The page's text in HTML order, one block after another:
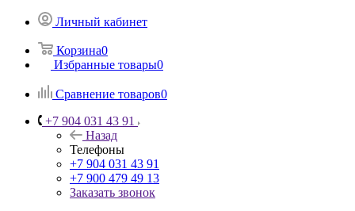
Личный кабинет
Корзина0
Избранные товары0
Сравнение товаров0
+7 904 031 43 91
Назад
Телефоны
+7 904 031 43 91
+7 900 479 49 13
Заказать звонок